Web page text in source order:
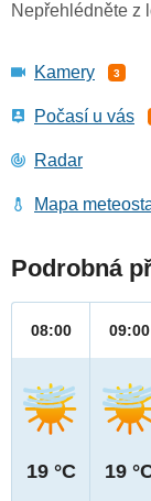
Nepřehlédněte z
Kamery 3
Počasí u vás
Radar
Mapa
Podrobná
08:00
19 °C
09:00
19